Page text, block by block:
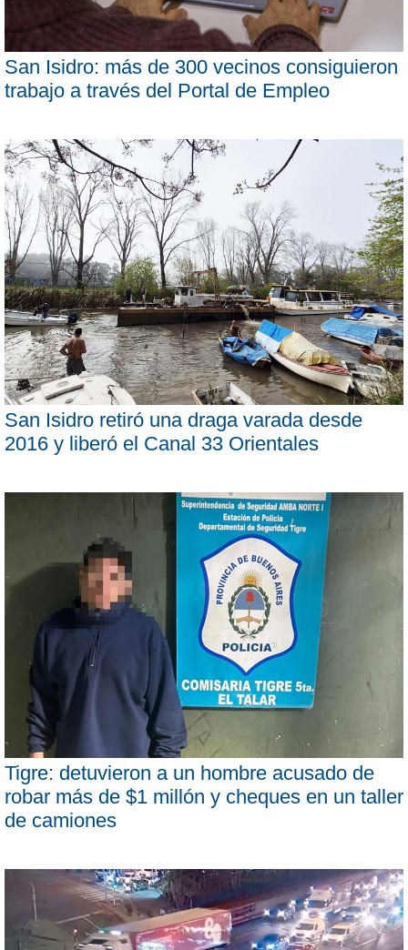
San Isidro: más de 300 vecinos consiguieron
trabajo a través del Portal de Empleo
San Isidro retiró una draga varada desde
2016 y liberó el Canal 33 Orientales
Tigre: detuvieron a un hombre acusado de
robar más de $1 millón y cheques en un taller
de camiones